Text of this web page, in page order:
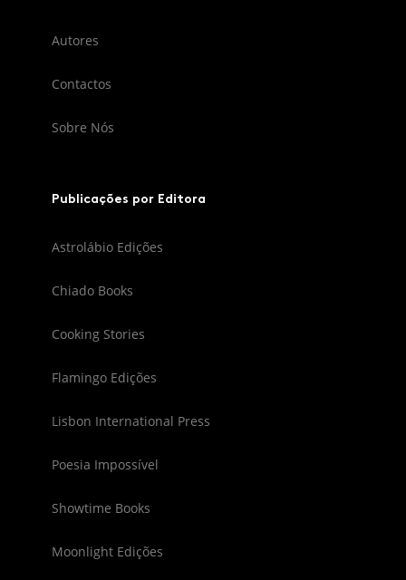
Autores
Contactos
Sobre Nós
Publicações por Editora
Astrolábio Edições
Chiado Books
Cooking Stories
Flamingo Edições
Lisbon International Press
Poesia Impossível
Showtime Books
Moonlight Edições